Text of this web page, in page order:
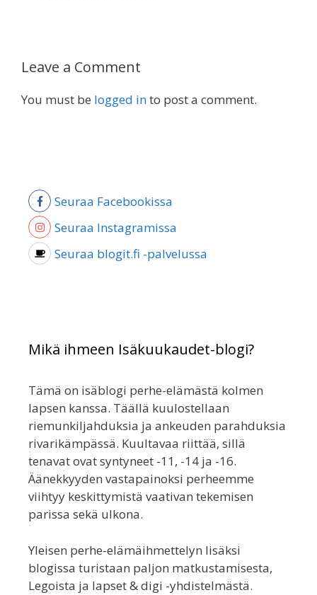
Leave a Comment
You must be logged into post a comment.
Seuraa Facebookissa
Seuraa Instagramissa
Seuraa blogit.fi -palvelussa
Mikä ihmeen Isäkuukaudet-blogi?
Tämä on isäblogi perhe-elämästä kolmen
lapsen kanssa. Täällä kuulostellaan
riemunkiljahduksia ja ankeuden parahduksia
rivarikämpässä. Kuultavaa riittää, sillä
tenavat ovat syntyneet -11, -14 ja -16.
Äänekkyyden vastapainoksi perheemme
viihtyy keskittymistä vaativan tekemisen
parissa sekä ulkona.
Yleisen perhe-elämäihmettelyn lisäksi
blogissa turistaan paljon matkustamisesta,
Legoista ja lapset & digi -yhdistelmästä.